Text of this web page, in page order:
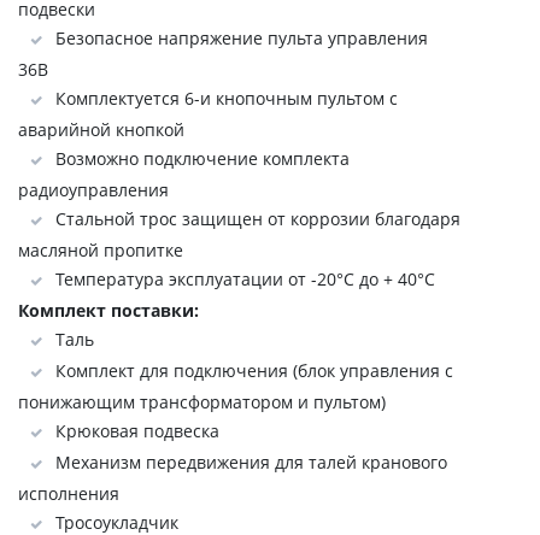
подвески
Безопасное напряжение пульта управления
36В
Комплектуется 6-и кнопочным пультом с
аварийной кнопкой
Возможно подключение комплекта
радиоуправления
Стальной трос защищен от коррозии благодаря
масляной пропитке
Температура эксплуатации от -20°C до + 40°C
Комплект поставки:
Таль
Комплект для подключения (блок управления с
понижающим трансформатором и пультом)
Крюковая подвеска
Механизм передвижения для талей кранового
исполнения
Тросоукладчик